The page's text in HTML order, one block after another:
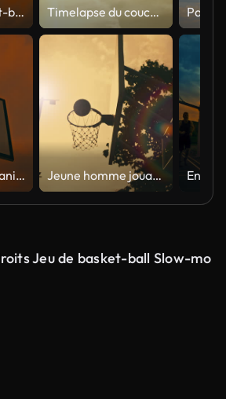
Panier de basket-ball extérieur Dramatic Sunset Silhouettes Timelapse du coucher de soleil cinématographique près d’un panier de basket en été
Silhouette d’un panier de basket-ball sur un paysage nuageux ardent Jeune homme jouant au basket-ball au coucher du soleil terrain extérieur séquences vidéo soirée lueur perspective dynamique
Jeu de basket-ball Slow-mo